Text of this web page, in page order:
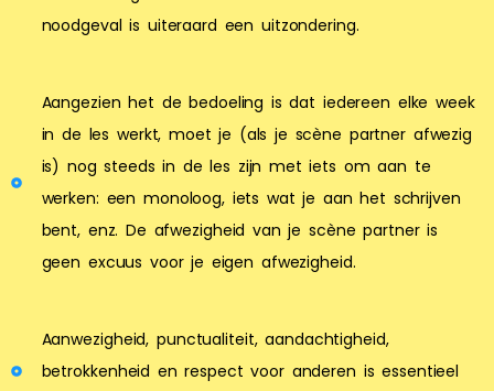
noodgeval is uiteraard een uitzondering.
Aangezien het de bedoeling is dat iedereen elke week
in de les werkt, moet je (als je scène partner afwezig
is) nog steeds in de les zijn met iets om aan te
werken: een monoloog, iets wat je aan het schrijven
bent, enz. De afwezigheid van je scène partner is
geen excuus voor je eigen afwezigheid.
Aanwezigheid, punctualiteit, aandachtigheid,
betrokkenheid en respect voor anderen is essentieel